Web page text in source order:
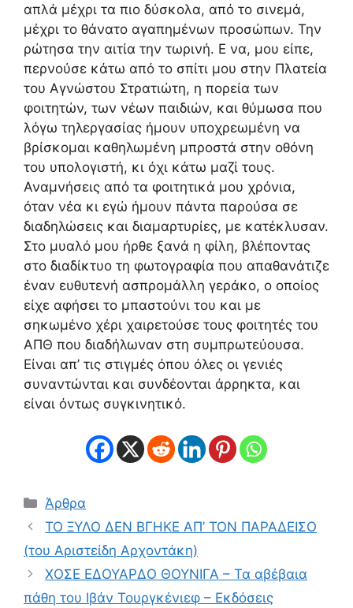
απλά μέχρι τα πιο δύσκολα, από το σινεμά,
μέχρι το θάνατο αγαπημένων προσώπων. Την
ρώτησα την αιτία την τωρινή. Ε να, μου είπε,
περνούσε κάτω από το σπίτι μου στην Πλατεία
του Αγνώστου Στρατιώτη, η πορεία των
φοιτητών, των νέων παιδιών, και θύμωσα που
λόγω τηλεργασίας ήμουν υποχρεωμένη να
βρίσκομαι καθηλωμένη μπροστά στην οθόνη
του υπολογιστή, κι όχι κάτω μαζί τους.
Αναμνήσεις από τα φοιτητικά μου χρόνια,
όταν νέα κι εγώ ήμουν πάντα παρούσα σε
διαδηλώσεις και διαμαρτυρίες, με κατέκλυσαν.
Στο μυαλό μου ήρθε ξανά η φίλη, βλέποντας
στο διαδίκτυο τη φωτογραφία που απαθανάτιζε
έναν ευθυτενή ασπρομάλλη γεράκο, ο οποίος
είχε αφήσει το μπαστούνι του και με
σηκωμένο χέρι χαιρετούσε τους φοιτητές του
ΑΠΘ που διαδήλωναν στη συμπρωτεύουσα.
Είναι απ’ τις στιγμές όπου όλες οι γενιές
συναντώνται και συνδέονται άρρηκτα, και
είναι όντως συγκινητικό.
Κατηγορίες
Άρθρα
ΤΟ ΞΥΛΟ ΔΕΝ ΒΓΗΚΕ ΑΠ’ ΤΟΝ ΠΑΡΑΔΕΙΣΟ
(του Αριστείδη Αρχοντάκη)
ΧΟΣΕ ΕΔΟΥΑΡΔΟ ΘΟΥΝΙΓΑ – Τα αβέβαια
πάθη του Ιβάν Τουργκένιεφ – Εκδόσεις